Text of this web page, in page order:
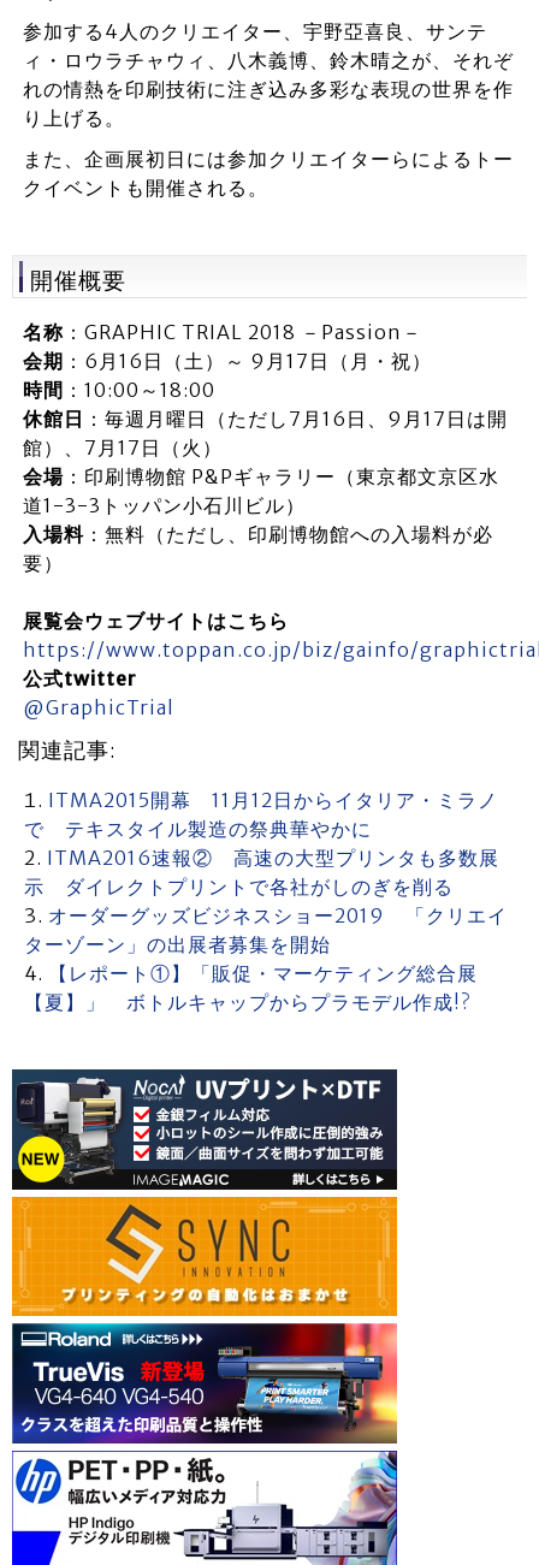
参加する4人のクリエイター、宇野亞喜良、サンテ
ィ・ロウラチャウィ、八木義博、鈴木晴之が、それぞ
れの情熱を印刷技術に注ぎ込み多彩な表現の世界を作
り上げる。
また、企画展初日には参加クリエイターらによるトー
クイベントも開催される。
開催概要
名称：GRAPHIC TRIAL 2018 －Passion－
会期 ：6月16日（土）～ 9月17日（月・祝）
時間 ：10:00～18:00
休館日 ：毎週月曜日（ただし7月16日、9月17日は開
館）、7月17日（火）
会場：印刷博物館 P&Pギャラリー（東京都文京区水
道1-3-3トッパン小石川ビル）
入場料：無料（ただし、印刷博物館への入場料が必
要）
展覧会ウェブサイトはこちら
https://www.toppan.co.jp/biz/gainfo/
公式twitter
@GraphicTrial
関連記事:
ITMA2015開幕 11月12日からイタリア・ミラノ
で テキスタイル製造の祭典華やかに
ITMA2016速報② 高速の大型プリンタも多数展
示 ダイレクトプリントで各社がしのぎを削る
オーダーグッズビジネスショー2019 「クリエイ
ターゾーン」の出展者募集を開始
【レポート①】「販促・マーケティング総合展
【夏】」 ボトルキャップからプラモデル作成!?